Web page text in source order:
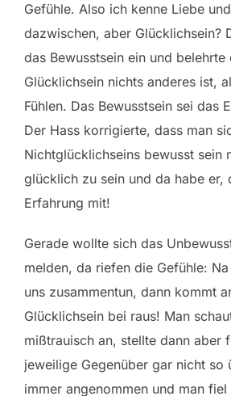
Gefühle. Also ich kenne Liebe
dazwischen, aber Glücklichsein?
das Bewusstsein ein und
Glücklichsein nichts anderes ist,
Fühlen. Das Bewusstsein sei das
Der Hass korrigierte, dass man
Nichtglücklichseins bewusst sein
glücklich zu sein und da habe er,
Erfahrung mit!
Gerade wollte sich das
melden, da riefen die Gefühle:
uns zusammentun, dann kommt
Glücklichsein bei raus! Man
mißtrauisch an, stellte dann aber
jeweilige Gegenüber gar nicht so
immer angenommen und man